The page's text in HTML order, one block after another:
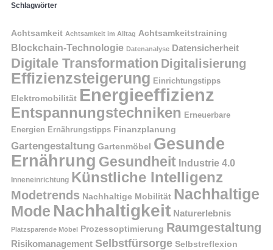
Schlagwörter
Achtsamkeit Achtsamkeit im Alltag Achtsamkeitstraining
Blockchain-Technologie Datenanalyse Datensicherheit
Digitale Transformation Digitalisierung
Effizienzsteigerung Einrichtungstipps
Elektromobilität Energieeffizienz
Entspannungstechniken Erneuerbare
Energien Ernährungstipps Finanzplanung
Gartengestaltung Gartenmöbel Gesunde
Ernährung Gesundheit Industrie 4.0
Inneneinrichtung Künstliche Intelligenz
Modetrends Nachhaltige Mobilität Nachhaltige
Mode Nachhaltigkeit Naturerlebnis
Platzsparende Möbel Prozessoptimierung Raumgestaltung
Risikomanagement Selbstfürsorge Selbstreflexion